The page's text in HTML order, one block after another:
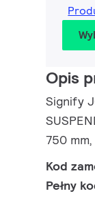
Opis
Signify
750
Kod
Pełny